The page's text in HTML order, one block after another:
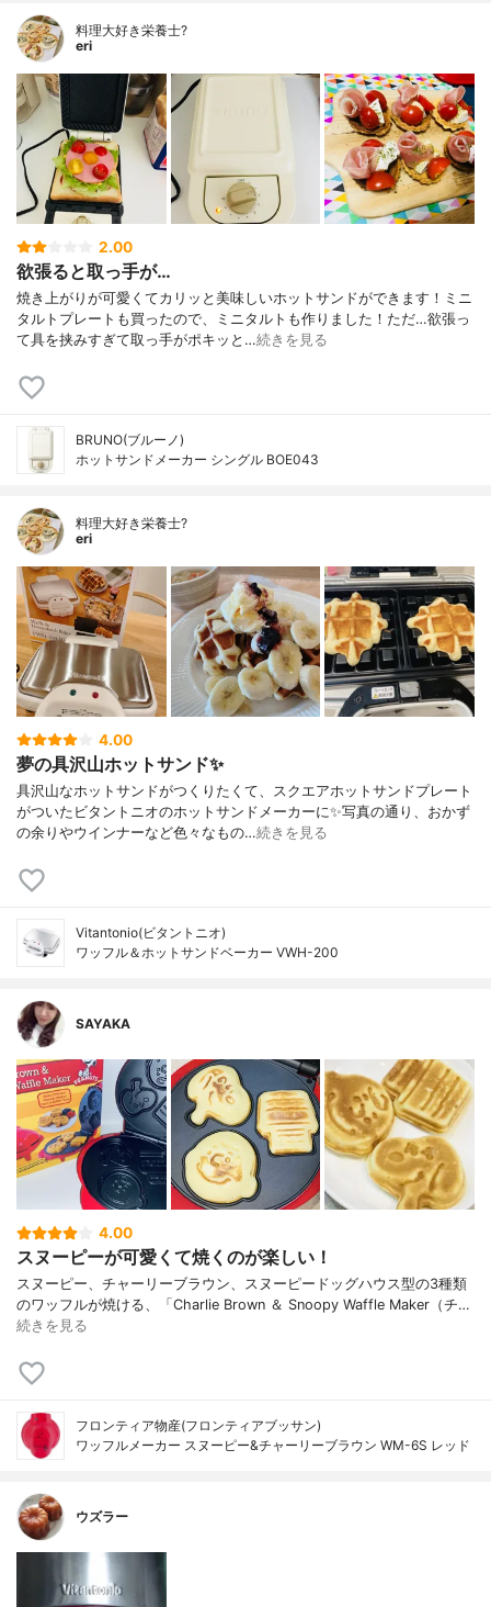
料理大好き栄養士?
eri
2.00
欲張ると取っ手が…
焼き上がりが可愛くてカリッと美味しいホットサンドができます！ミニ
タルトプレートも買ったので、ミニタルトも作りました！ただ…欲張っ
て具を挟みすぎて取っ手がポキッと…続きを見る
BRUNO(ブルーノ)
ホットサンドメーカー シングル BOE043
料理大好き栄養士?
eri
4.00
夢の具沢山ホットサンド✨
具沢山なホットサンドがつくりたくて、スクエアホットサンドプレート
がついたビタントニオのホットサンドメーカーに✨写真の通り、おかず
の余りやウインナーなど色々なもの…続きを見る
Vitantonio(ビタントニオ)
ワッフル＆ホットサンドベーカー VWH-200
SAYAKA
4.00
スヌーピーが可愛くて焼くのが楽しい！
スヌーピー、チャーリーブラウン、スヌーピードッグハウス型の3種類
のワッフルが焼ける、「Charlie Brown ＆ Snoopy Waffle Maker（チ…
続きを見る
フロンティア物産(フロンティアブッサン)
ワッフルメーカー スヌーピー&チャーリーブラウン WM-6S レッド
ウズラー